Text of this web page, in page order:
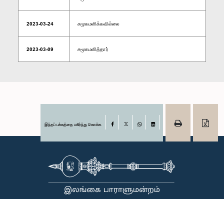
2023-03-24 சமூகமளிக்கவில்லை
2023-03-09 சமூகமளித்தார்
இந்தப் பக்கத்தை பகிர்ந்து கொள்க Facebook